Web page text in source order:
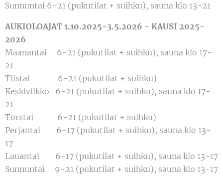
Sunnuntai 6-21 (pukutilat + suihku), sauna klo 13-21
AUKIOLOAJAT 1.10.2025-3.5.2026 - KAUSI 2025-
2026
Maanantai 6-21 (pukutilat + suihku), sauna klo 17-
21
Tiistai 6-21 (pukutilat + suihku)
Keskiviikko 6-21 (pukutilat + suihku), sauna klo 17-
21
Torstai 6-21 (pukutilat + suihku)
Perjantai 6-17 (pukutilat + suihku), sauna klo 13-
17
Lauantai 6-17 (pukutilat + suihku), sauna klo 13-17
Sunnuntai 9-21 (pukutilat + suihku), sauna klo 13-17